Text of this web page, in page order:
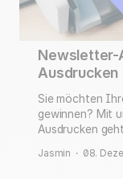
Newsletter-
Ausdrucken
Sie möchten
gewinnen? Mit
Ausdrucken
Jasmin · 08.